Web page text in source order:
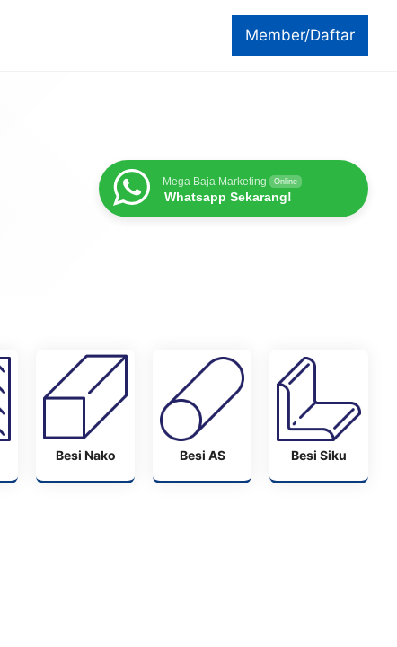
Member/Daftar
Mega Baja Marketing Online
Whatsapp Sekarang!
Besi Nako Besi AS Besi Siku